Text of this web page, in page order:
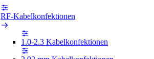
RF-Kabelkonfektionen
1.0-2.3 Kabelkonfektionen